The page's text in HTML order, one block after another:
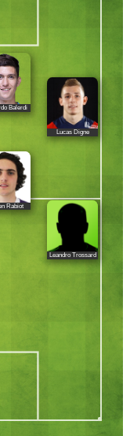
Balerdi
Lucas Digne
Rabiot
Leandro Trossard